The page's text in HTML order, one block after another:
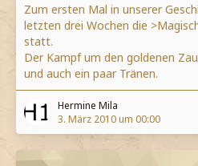
Zum ersten Mal in unserer
letzten drei Wochen die
statt.
Der Kampf um den goldenen
und auch ein paar Tränen.
Hermine Mila
3. März 2010 um 00:00